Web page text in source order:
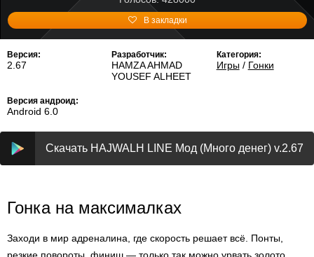
В закладки
Версия:
2.67
Разработчик:
HAMZA AHMAD
YOUSEF ALHEET
Категория:
Игры/ Гонки
Версия андроид:
Android 6.0
Скачать HAJWALH LINE Мод (Много денег) v.2.67
Гонка на максималках
Заходи в мир адреналина, где скорость решает всё. Понты,